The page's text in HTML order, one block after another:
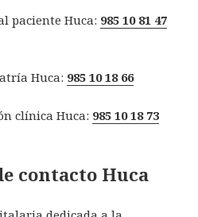
paciente Huca: 985 10 81 47
Huca: 985 10 18 66
clínica Huca: 985 10 18 73
contacto Huca